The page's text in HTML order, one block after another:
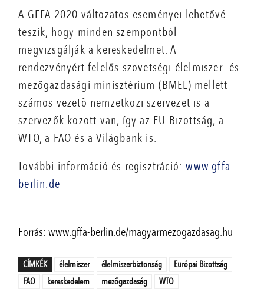
A GFFA 2020 változatos eseményei lehetővé
teszik, hogy minden szempontból
megvizsgálják a kereskedelmet. A
rendezvényért felelős szövetségi élelmiszer- és
mezőgazdasági minisztérium (BMEL) mellett
számos vezetõ nemzetközi szervezet is a
szervezők között van, így az EU Bizottság, a
WTO, a FAO és a Világbank is.
További információ és regisztráció:www.gffa-
berlin.de
Forrás: www.gffa-berlin.de/magyarmezogazdasag.hu
CÍMKÉK élelmiszer élelmiszerbiztonság
Európai Bizottság
FAO
kereskedelem mezőgazdaság WTO